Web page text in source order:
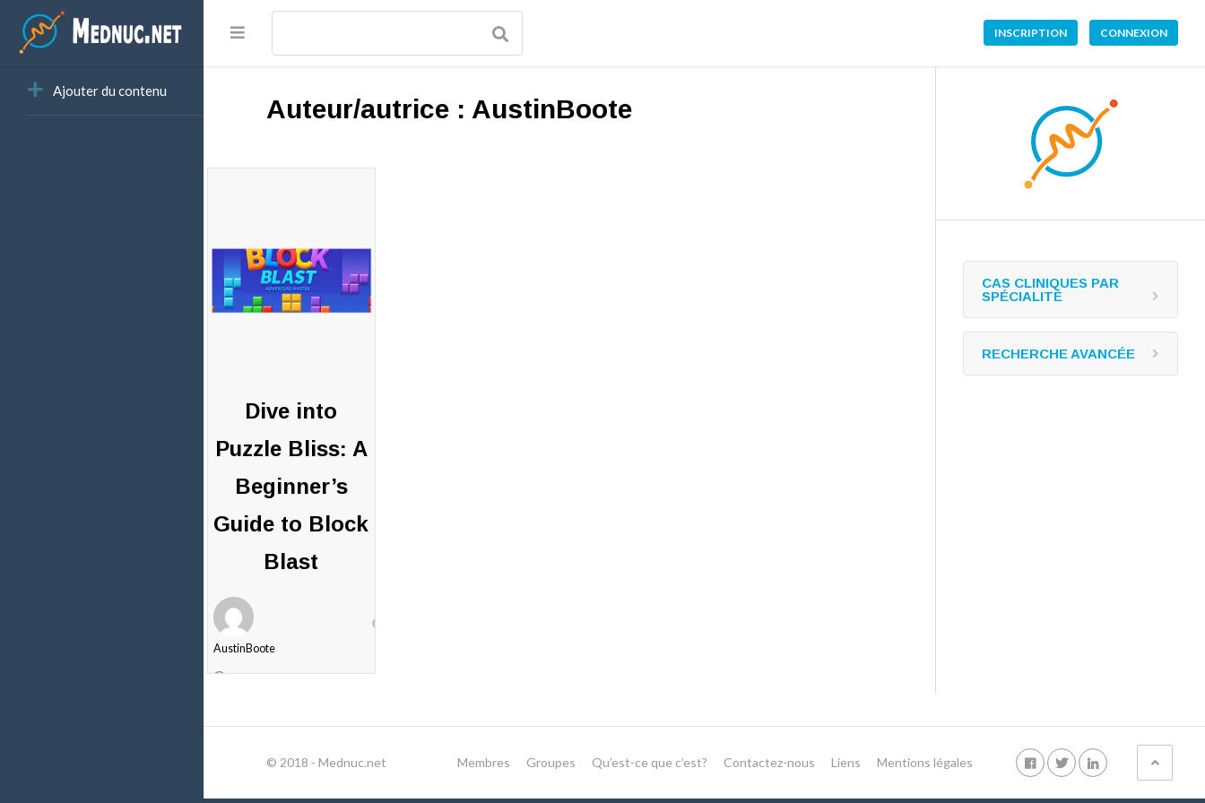
INSCRIPTION CONNEXION
Ajouter du contenu
Auteur/autrice : AustinBoote
Dive into
Puzzle Bliss: A
Beginner’s
Guide to Block
Blast
AustinBoote
8 mai
CAS CLINIQUES PAR
SPÉCIALITÉ
RECHERCHE AVANCÉE
© 2018 - Mednuc.net Membres Groupes Qu’est-ce que c’est? Contactez-nous Liens Mentions légales